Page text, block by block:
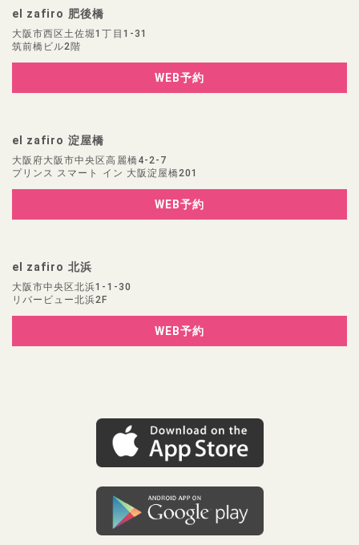
el zafiro 肥後橋
大阪市西区土佐堀1丁目1-31
筑前橋ビル2階
WEB予約
el zafiro 淀屋橋
大阪府大阪市中央区高麗橋4-2-7
プリンス スマート イン 大阪淀屋橋201
WEB予約
el zafiro 北浜
大阪市中央区北浜1-1-30
リバービュー北浜2F
WEB予約